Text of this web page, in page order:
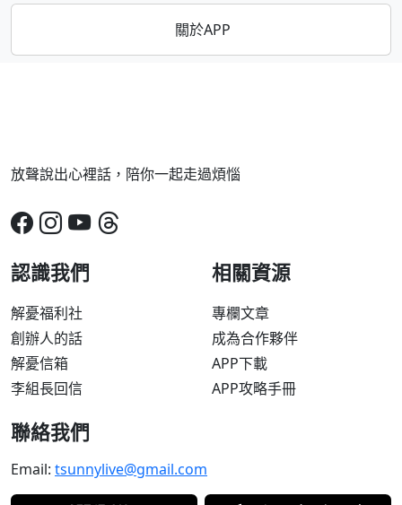
關於APP
放聲說出心裡話，陪你一起走過煩惱
認識我們
解憂福利社
創辦人的話
解憂信箱
李組長回信
相關資源
專欄文章
成為合作夥伴
APP下載
APP攻略手冊
聯絡我們
Email: tsunnylive@gmail.com